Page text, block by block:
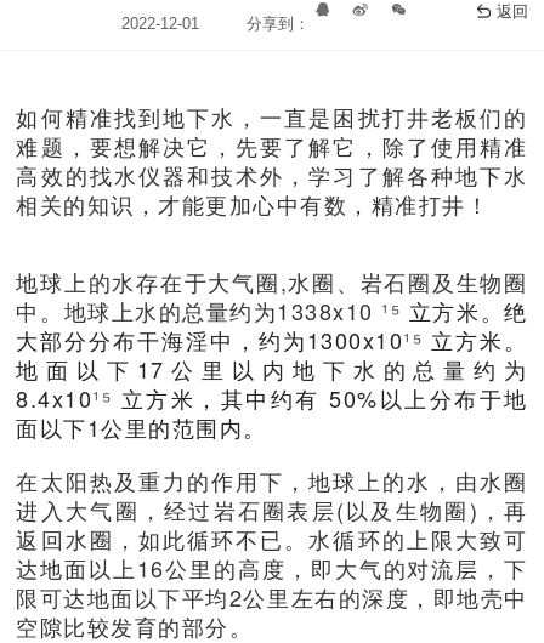
2022-12-01 分享到：
返回
如何精准找到地下水，一直是困扰打井老板们的
难题，要想解决它，先要了解它，除了使用精准
高效的找水仪器和技术外，学习了解各种地下水
相关的知识，才能更加心中有数，精准打井！
地球上的水存在于大气圈,水圈、岩石圈及生物圈
中。地球上水的总量约为1338x10 ¹⁵ 立方米。绝
大部分分布干海淫中，约为1300x10¹⁵ 立方米。
地面以下17公里以内地下水的总量约为
8.4x10¹⁵ 立方米，其中约有 50%以上分布于地
面以下1公里的范围内。
在太阳热及重力的作用下，地球上的水，由水圈
进入大气圈，经过岩石圈表层(以及生物圈)，再
返回水圈，如此循环不已。水循环的上限大致可
达地面以上16公里的高度，即大气的对流层，下
限可达地面以下平均2公里左右的深度，即地壳中
空隙比较发育的部分。